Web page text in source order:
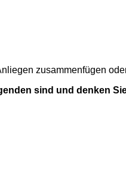
zusammenfügen
sind und denken